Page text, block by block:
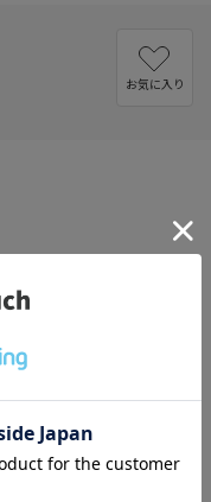
お気に入り